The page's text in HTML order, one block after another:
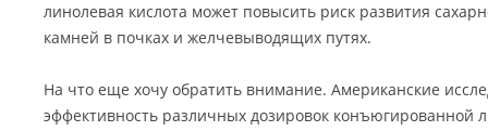
линолевая кислота может повысить риск развития
камней в почках и желчевыводящих путях.
На что еще хочу обратить внимание. Американские
эффективность различных дозировок конъюгированной